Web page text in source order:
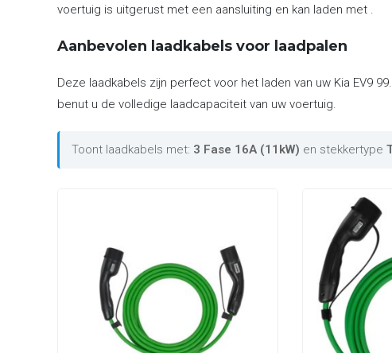
voertuig is uitgerust met een aansluiting en kan laden met .
Aanbevolen laadkabels voor laadpalen
Deze laadkabels zijn perfect voor het laden van uw Kia EV9
benut u de volledige laadcapaciteit van uw voertuig.
Toont laadkabels met: 3 Fase 16A (11kW) en stekkertype